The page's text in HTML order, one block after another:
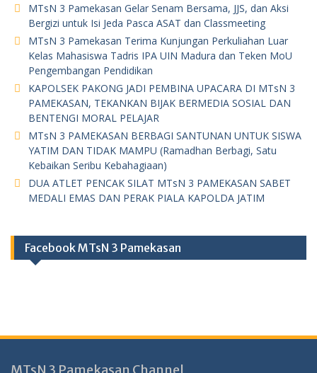
MTsN 3 Pamekasan Gelar Senam Bersama, JJS, dan Aksi
Bergizi untuk Isi Jeda Pasca ASAT dan Classmeeting
MTsN 3 Pamekasan Terima Kunjungan Perkuliahan Luar
Kelas Mahasiswa Tadris IPA UIN Madura dan Teken MoU
Pengembangan Pendidikan
KAPOLSEK PAKONG JADI PEMBINA UPACARA DI MTsN 3
PAMEKASAN, TEKANKAN BIJAK BERMEDIA SOSIAL DAN
BENTENGI MORAL PELAJAR
MTsN 3 PAMEKASAN BERBAGI SANTUNAN UNTUK SISWA
YATIM DAN TIDAK MAMPU (Ramadhan Berbagi, Satu
Kebaikan Seribu Kebahagiaan)
DUA ATLET PENCAK SILAT MTsN 3 PAMEKASAN SABET
MEDALI EMAS DAN PERAK PIALA KAPOLDA JATIM
Facebook MTsN 3 Pamekasan
MTsN 3 Pamekasan Channel